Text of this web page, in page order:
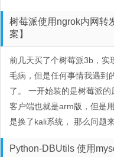
树莓派使用ngrok内网转
案】
前几天买了个树莓派3b，实
毛病，但是任何事情我遇到
了。 一开始装的是树莓派
客户端也就是arm版，但是
是换了kali系统， 那么问题
Python-DBUtils 使用